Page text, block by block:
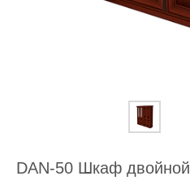
DAN-50 Шкаф двойной